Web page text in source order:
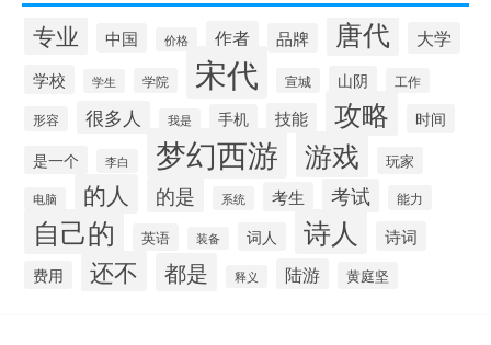
专业 中国 价格 作者 品牌 唐代 大学
学校 学生 学院 宋代 宣城 山阴 工作
形容 很多人 我是 手机 技能 攻略
时间
是一个
李白 梦幻西游 游戏 玩家
电脑 的人 的是 系统 考生 考试 能力
自己的 英语 装备 词人 诗人 诗词
费用 还不 都是 释义 陆游 黄庭坚